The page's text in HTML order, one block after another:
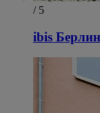
/ 5
ibis